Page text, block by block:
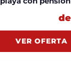
VER OFERTA